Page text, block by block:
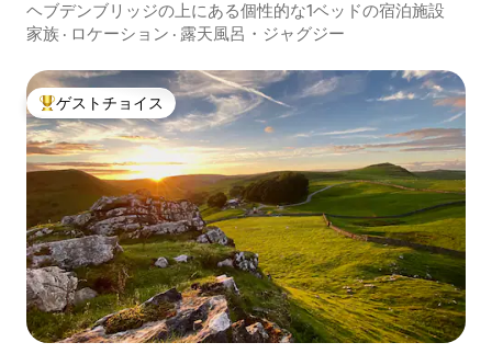
ヘブデンブリッジの上にある個性的な1ベッドの宿泊施設
家族 · ロケーション · 露天風呂・ジャグジー
大好評のゲストチョイスです。
ゲストチョイス